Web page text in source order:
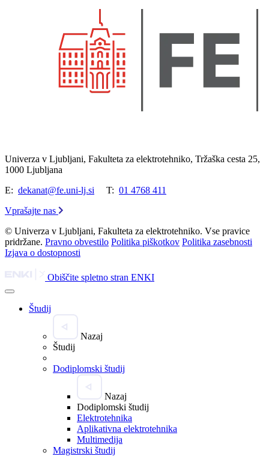
Univerza v Ljubljani, Fakulteta za elektrotehniko, Tržaška cesta 25,
1000 Ljubljana
E: dekanat@fe.uni-lj.si T: 01 4768 411
Vprašajte nas
© Univerza v Ljubljani, Fakulteta za elektrotehniko. Vse pravice
pridržane. Pravno obvestilo Politika piškotkov Politika zasebnosti
Izjava o dostopnosti
Obiščite spletno stran ENKI
Študij
Nazaj
Študij
Dodiplomski študij
Nazaj
Dodiplomski študij
Elektrotehnika
Aplikativna elektrotehnika
Multimedija
Magistrski študij